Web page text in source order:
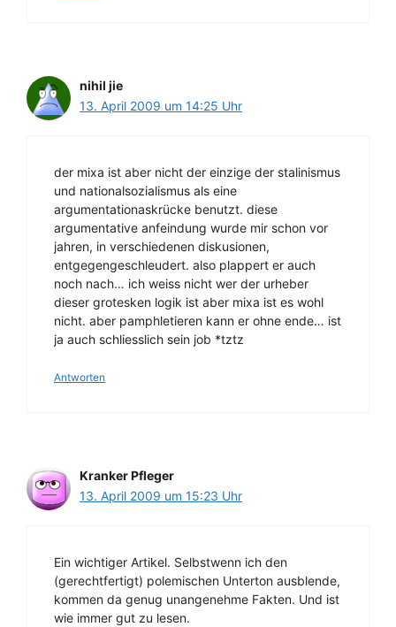
nihil jie
13. April 2009 um 14:25 Uhr
der mixa ist aber nicht der einzige der stalinismus
und nationalsozialismus als eine
argumentationaskrücke benutzt. diese
argumentative anfeindung wurde mir schon vor
jahren, in verschiedenen diskusionen,
entgegengeschleudert. also plappert er auch
noch nach… ich weiss nicht wer der urheber
dieser grotesken logik ist aber mixa ist es wohl
nicht. aber pamphletieren kann er ohne ende… ist
ja auch schliesslich sein job *tztz
Antworten
Kranker Pfleger
13. April 2009 um 15:23 Uhr
Ein wichtiger Artikel. Selbstwenn ich den
(gerechtfertigt) polemischen Unterton ausblende,
kommen da genug unangenehme Fakten. Und ist
wie immer gut zu lesen.